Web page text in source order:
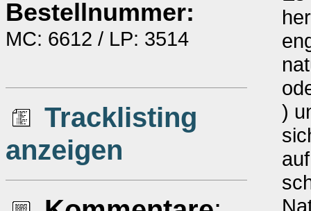
Bestellnummer:
MC: 6612 / LP: 3514
Tracklisting
anzeigen
)